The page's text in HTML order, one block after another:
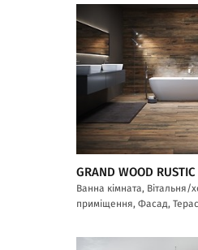
GRAND WOOD
Ванна кімната, Вітальня/
приміщення, Фасад,